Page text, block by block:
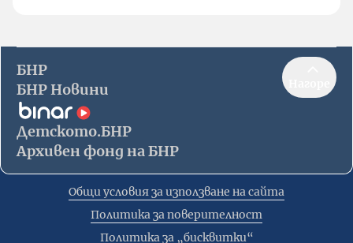
БНР
БНР Новини
Детското.БНР
Архивен фонд на БНР
Общи условия за използване на сайта
Политика за поверителност
Политика за „бисквитки“